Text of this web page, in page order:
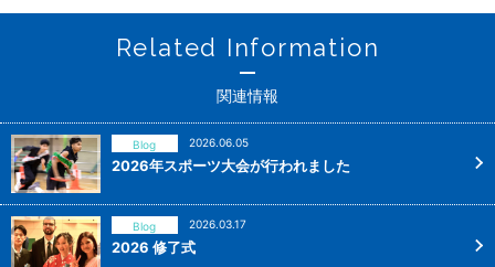
Related Information
関連情報
Blog 2026.06.05
2026年スポーツ大会が行われました
Blog 2026.03.17
2026 修了式